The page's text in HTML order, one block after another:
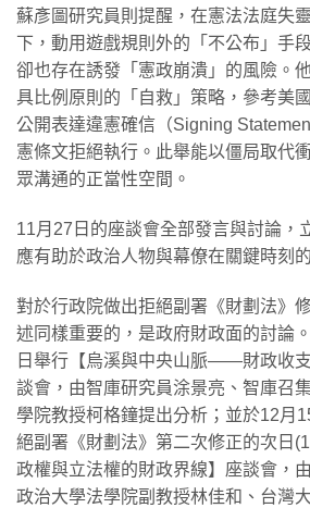
蘇彥圖研究員則提醒，在憲法法庭失
下，動用遊戲規則外的「不公布」手
卻也存在誘發「憲政崩潰」的風險。
具比例原則的「自救」策略，參考美
公開表達違憲確信（Signing
憲條文拒絕執行。此舉能以僵局取代
眾溝通的正當性空間。
11月27日的座談會全部發言與討論，
應有助於政治人物與幕僚在關鍵時刻
對於行政院做出拒絕副署《財劃法》
述同樣重要的，是政府財政面的討論
日舉行【烏溪與中央山脈——財政收
談會，由智庫研究員涂景亮、智庫召
學院教授柯格鐘提出分析；並於12月
絕副署《財劃法》第二次修正的次日
政權與立法權的財政界線】座談會，
政治大學法學院副教授林佳和、台灣